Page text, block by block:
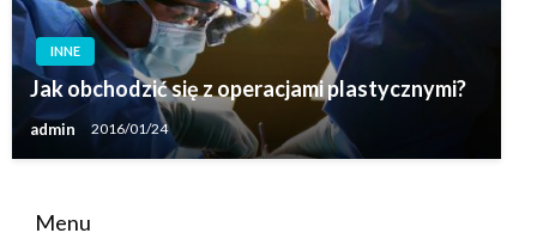
INNE
Jak obchodzić się z operacjami plastycznymi?
admin 2016/01/24
Menu